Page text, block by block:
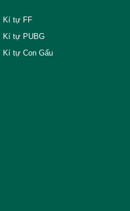
Kí tự FF
Kí tự PUBG
Kí tự Con Gấu